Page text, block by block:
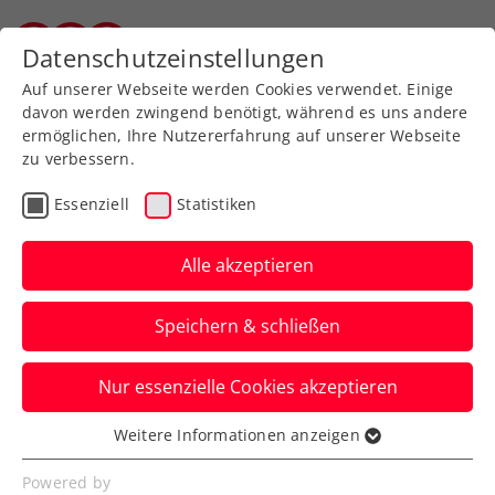
Zurück zur Newsübersicht
Turniere
ITF Porec: Form gefunden
– Kopp erreicht zweites
Finale in Folge
Der ÖTV-Zukunftshoffnung gelingt in
Kroatien die Revanche gegen Jay
Alexander Clarke.
Verfasst von: Manuel Wachta, 09.03.2024
Datenschutzeinstellungen
Auf unserer Webseite werden Cookies verwendet. Einige
davon werden zwingend benötigt, während es uns andere
ermöglichen, Ihre Nutzererfahrung auf unserer Webseite
zu verbessern.
Essenziell Statistiken
Alle akzeptieren
Speichern & schließen
Nur essenzielle Cookies akzeptieren
Essenziell
Essenzielle Cookies werden für grundlegende
Weitere Informationen anzeigen
Powered by